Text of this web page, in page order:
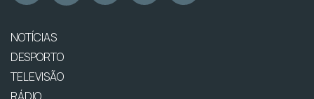
NOTÍCIAS
DESPORTO
TELEVISÃO